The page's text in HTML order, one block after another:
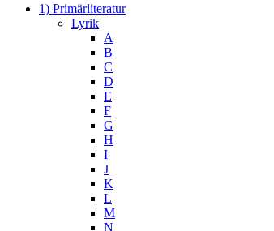
1) Primärliteratur
Lyrik
A
B
C
D
E
F
G
H
I
J
K
L
M
N